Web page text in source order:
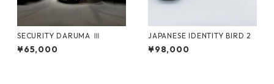
SECURITY DARUMA Ⅲ
¥65,000
JAPANESE IDENTITY BIRD 2
¥98,000